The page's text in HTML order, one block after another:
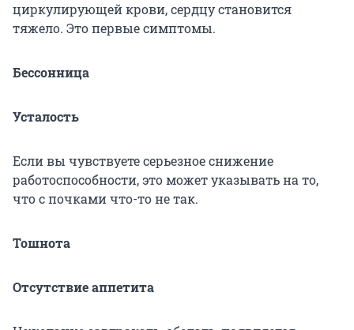
циркулирующей крови, сердцу становится
тяжело. Это первые симптомы.
Бессонница
Усталость
Если вы чувствуете серьезное снижение
работоспособности, это может указывать на то,
что с почками что-то не так.
Тошнота
Отсутствие аппетита